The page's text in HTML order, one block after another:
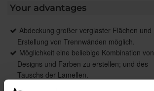
Your advantages
Abdeckung großer verglaster Flächen und
Erstellung von Trennwänden möglich.
Möglichkeit eine beliebige Kombination von
Designs und Farben zu erstellen; und des
Tauschs der Lamellen.